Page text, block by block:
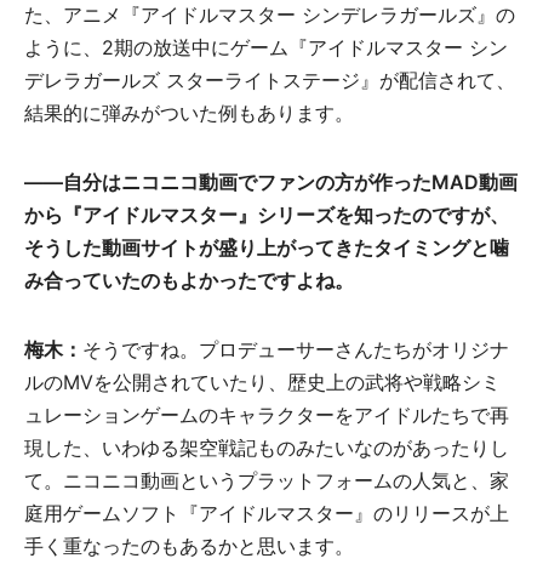
た、アニメ『アイドルマスター シンデレラガールズ』の
ように、2期の放送中にゲーム『アイドルマスター シン
デレラガールズ スターライトステージ』が配信されて、
結果的に弾みがついた例もあります。
――自分はニコニコ動画でファンの方が作ったMAD動画
から『アイドルマスター』シリーズを知ったのですが、
そうした動画サイトが盛り上がってきたタイミングと噛
み合っていたのもよかったですよね。
梅木： そうですね。プロデューサーさんたちがオリジナ
ルのMVを公開されていたり、歴史上の武将や戦略シミ
ュレーションゲームのキャラクターをアイドルたちで再
現した、いわゆる架空戦記ものみたいなのがあったりし
て。ニコニコ動画というプラットフォームの人気と、家
庭用ゲームソフト『アイドルマスター』のリリースが上
手く重なったのもあるかと思います。